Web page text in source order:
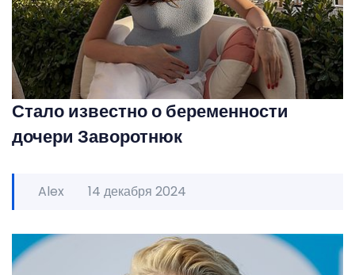
Стало известно о беременности
дочери Заворотнюк
Alex 14 декабря 2024